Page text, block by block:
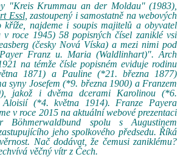
"Kreis Krummau an der Moldau" (1983),
Essl, zastoupený i samostatně na webových
kříže, najdeme i soupis majitelů a obyvatel
v roce 1945) 58 popisných čísel zaniklé vsi
(česky Nová Víska) a mezi nimi pod
Franz u. Maria (Waldlinhart)". Arch
na témže čísle popisném eviduje rodinu
1871) a Pauline (*21. března 1877)
syny Josefem (*9. března 1900) a Franzem
jakož i dvěma dcerami Karolinou (*6.
(*4. května 1914). Franze Payera
v roce 2015 na aktuální webové prezentaci
Böhmerwaldbund spolu s Augustinem
jeho spolkového předsedu. Říká
Nač dodávat, že čemusi zaniklému?
věčný vítr z Čech.